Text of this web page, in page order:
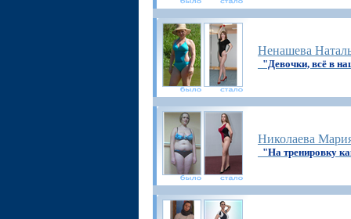
Ненашева
"Девочки, всё в
Николаева
"На тренировку